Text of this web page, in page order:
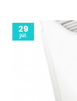
29
júl.